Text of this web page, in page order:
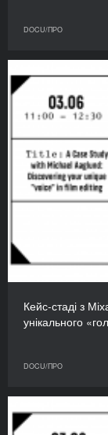
DOCU/ПРО
Кейс-стаді з
унікального
DOCU/ПРО